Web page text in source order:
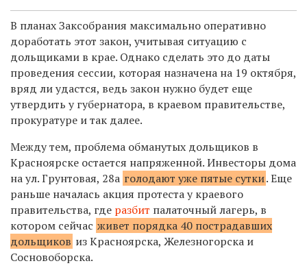
В планах Заксобрания максимально оперативно
доработать этот закон, учитывая ситуацию с
дольщиками в крае. Однако сделать это до даты
проведения сессии, которая назначена на 19 октября,
вряд ли удастся, ведь закон нужно будет еще
утвердить у губернатора, в краевом правительстве,
прокуратуре и так далее.
Между тем, проблема обманутых дольщиков в
Красноярске остается напряженной. Инвесторы дома
на ул. Грунтовая, 28а голодают уже пятые сутки. Еще
раньше началась акция протеста у краевого
правительства, где разбит палаточный лагерь, в
котором сейчас живет порядка 40 пострадавших
дольщиков из Красноярска, Железногорска и
Сосновоборска.